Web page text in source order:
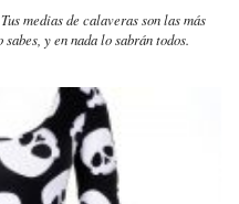
medias de calaveras son las más
y en nada lo sabrán todos.